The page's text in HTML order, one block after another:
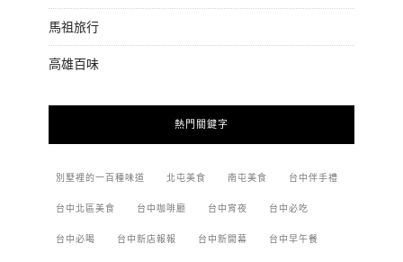
馬祖旅行
高雄百味
熱門關鍵字
別墅裡的一百種味道 北屯美食 南屯美食 台中伴手禮
台中北區美食 台中咖啡廳 台中宵夜 台中必吃
台中必喝 台中新店報報 台中新開幕 台中早午餐